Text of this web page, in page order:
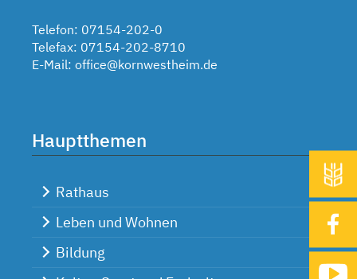
Telefon: 07154-202-0
Telefax: 07154-202-8710
E-Mail: office@kornwestheim.de
Hauptthemen
Rathaus
Leben und Wohnen
Bildung